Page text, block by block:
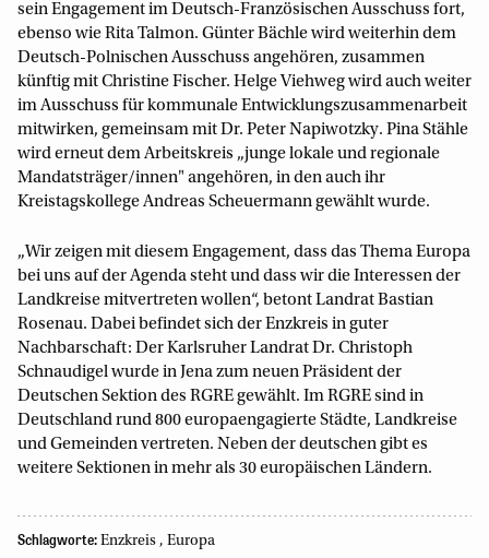
sein Engagement im Deutsch-Französischen Ausschuss fort,
ebenso wie Rita Talmon. Günter Bächle wird weiterhin dem
Deutsch-Polnischen Ausschuss angehören, zusammen
künftig mit Christine Fischer. Helge Viehweg wird auch weiter
im Ausschuss für kommunale Entwicklungszusammenarbeit
mitwirken, gemeinsam mit Dr. Peter Napiwotzky. Pina Stähle
wird erneut dem Arbeitskreis „junge lokale und regionale
Mandatsträger/innen" angehören, in den auch ihr
Kreistagskollege Andreas Scheuermann gewählt wurde.
„Wir zeigen mit diesem Engagement, dass das Thema Europa
bei uns auf der Agenda steht und dass wir die Interessen der
Landkreise mitvertreten wollen“, betont Landrat Bastian
Rosenau. Dabei befindet sich der Enzkreis in guter
Nachbarschaft: Der Karlsruher Landrat Dr. Christoph
Schnaudigel wurde in Jena zum neuen Präsident der
Deutschen Sektion des RGRE gewählt. Im RGRE sind in
Deutschland rund 800 europaengagierte Städte, Landkreise
und Gemeinden vertreten. Neben der deutschen gibt es
weitere Sektionen in mehr als 30 europäischen Ländern.
Schlagworte: Enzkreis , Europa